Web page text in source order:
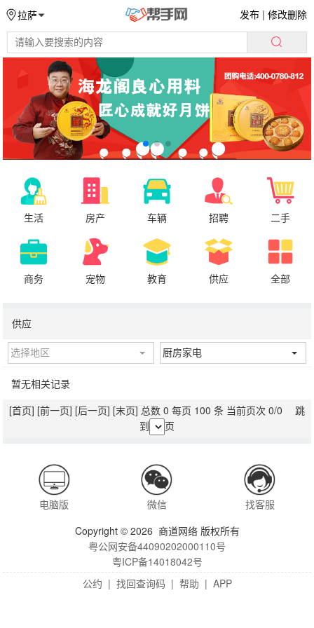
拉萨 发布 |修改删除
生活 房产 车辆 招聘 二手
商务 宠物 教育 供应 全部
供应
选择地区 厨房家电
暂无相关记录
[首页] [前一页] [后一页] [末页] 总数 0 每页 100 条 当前页次 0/0 跳
到
页
电脑版 微信
找客服
Copyright © 2026 商道网络 版权所有
粤公网安备44090202000110号
粤ICP备14018042号
公约 | 找回查询码 | 帮助 | APP